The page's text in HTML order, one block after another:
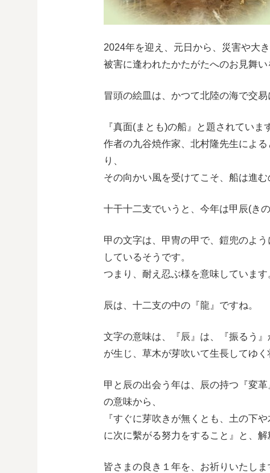
2024年を迎え、元日から、災害や大
被害に逢われたかたがたへのお見舞い
冒頭の絵皿は、かつて北陸の海で交
『真面(まとも)の船』と題されていま
作者の九谷焼作家、北村隆先生によ
り、
その向かい風を受けてこそ、船は進む
十干十二支でいうと、今年は甲辰(き
甲の文字は、甲冑の甲で、鎧兜のよ
しているそうです。
つまり、耐え忍ぶ様を意味しています
辰は、十二支の中の『龍』ですね。
文字の意味は、『辰』は、『振るう
が生じ、草木が芽吹いて生長してゆく
甲と辰の出会う年は、辰の持つ『変
の意味から、
『すぐに芽吹きが無くとも、土の下
に次に繫がる努力をすること』と、解
皆さまの良き１年を、お祈りいたしま